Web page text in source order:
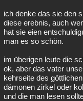
ich denke das sie den
diese erebnis, auch
hat sie eien
man es so schön.
im überigen leute die
ok, aber das vater
kehrseite des
dämonen zirkel oder
und die man lesen